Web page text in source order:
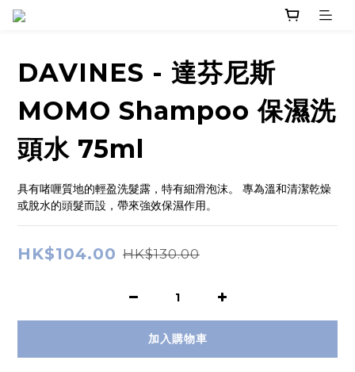
DAVINES - 達芬尼斯
MOMO Shampoo 保濕洗
頭水 75ml
具有啫喱質地的輕盈洗髮露，特有細滑泡沫。 專為溫和清潔乾燥
或脫水的頭髮而設，帶來強效保濕作用。
HK$104.00 HK$130.00
加入購物車